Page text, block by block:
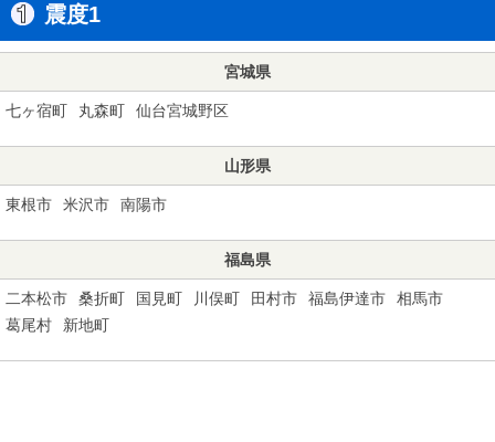
震度1
宮城県
七ヶ宿町 丸森町 仙台宮城野区
山形県
東根市 米沢市 南陽市
福島県
二本松市 桑折町 国見町 川俣町 田村市 福島伊達市
相馬市
葛尾村
新地町